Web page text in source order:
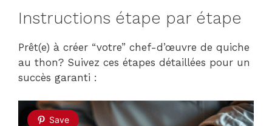
Instructions étape par étape
Prêt(e) à créer “votre” chef-d’œuvre de quiche
au thon? Suivez ces étapes détaillées pour un
succès garanti :
Save